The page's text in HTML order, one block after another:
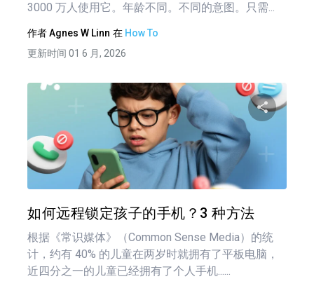
3000 万人使用它。年龄不同。不同的意图。只需...
作者Agnes W Linn 在 How To
更新时间 01 6 月, 2026
如何远程锁定孩子的手机？3 种方法
根据《常识媒体》（Common Sense Media）的统
计，约有 40% 的儿童在两岁时就拥有了平板电脑，
近四分之一的儿童已经拥有了个人手机......